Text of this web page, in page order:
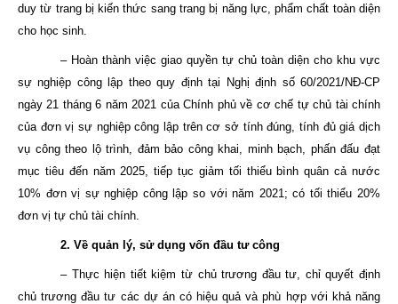
duy từ trang bị kiến thức sang trang bị năng lực, phẩm chất toàn diện
cho học sinh.
– Hoàn thành việc giao quyền tự chủ toàn diện cho khu vực
sự nghiệp công lập theo quy định tại Nghị định số 60/2021/NĐ-CP
ngày 21 tháng 6 năm 2021 của Chính phủ về cơ chế tự chủ tài chính
của đơn vị sự nghiệp công lập trên cơ sở tính đúng, tính đủ giá dịch
vụ công theo lộ trình, đảm bảo công khai, minh bạch, phấn đấu đạt
mục tiêu đến năm 2025, tiếp tục giảm tối thiểu bình quân cả nước
10% đơn vị sự nghiệp công lập so với năm 2021; có tối thiểu 20%
đơn vị tự chủ tài chính.
2. Về quản lý, sử dụng vốn đầu tư công
– Thực hiện tiết kiệm từ chủ trương đầu tư, chỉ quyết định
chủ trương đầu tư các dự án có hiệu quả và phù hợp với khả năng